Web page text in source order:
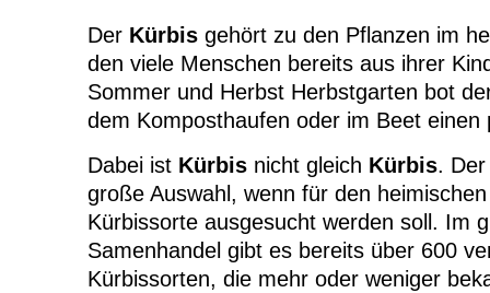
Der Kürbis gehört zu den Pflanzen im
den viele Menschen bereits aus ihrer
Sommer und Herbst Herbstgarten bot
dem Komposthaufen oder im Beet einen
Dabei ist Kürbis nicht gleich Kürbis.
große Auswahl, wenn für den
Kürbissorte ausgesucht werden soll. Im
Samenhandel gibt es bereits über 600
Kürbissorten, die mehr oder weniger